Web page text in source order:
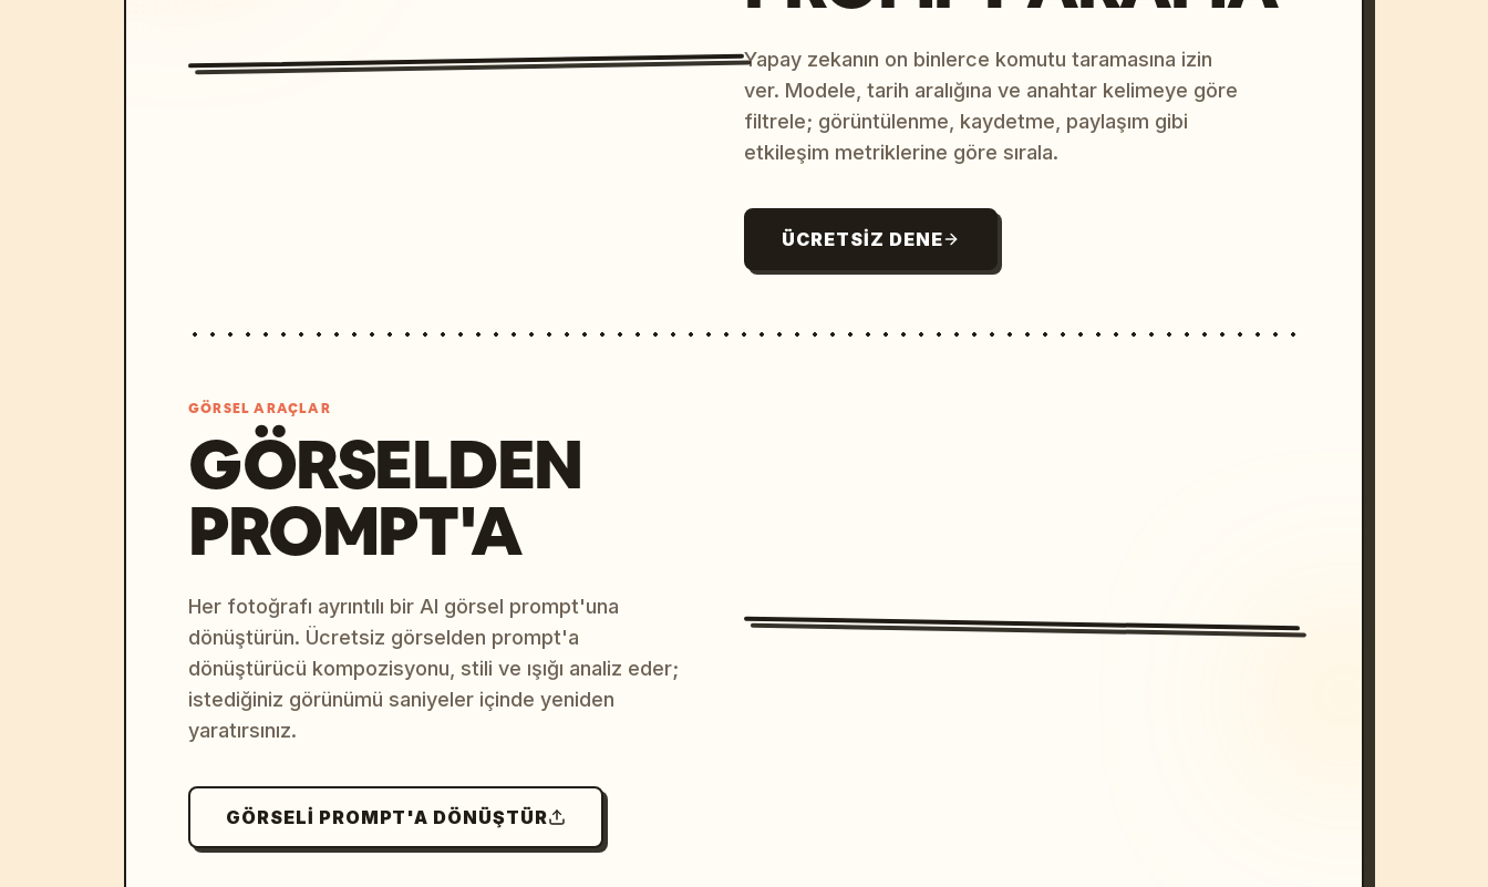
Yapay zekanın on binlerce komutu taramasına izin
ver. Modele, tarih aralığına ve anahtar kelimeye göre
filtrele; görüntülenme, kaydetme, paylaşım gibi
etkileşim metriklerine göre sırala.
ÜCRETSIZ DENE
GÖRSEL ARAÇLAR
GÖRSELDEN
PROMPT'A
Her fotoğrafı ayrıntılı bir AI görsel prompt'una
dönüştürün. Ücretsiz görselden prompt'a
dönüştürücü kompozisyonu, stili ve ışığı analiz eder;
istediğiniz görünümü saniyeler içinde yeniden
yaratırsınız.
GÖRSELI PROMPT'A DÖNÜŞTÜR